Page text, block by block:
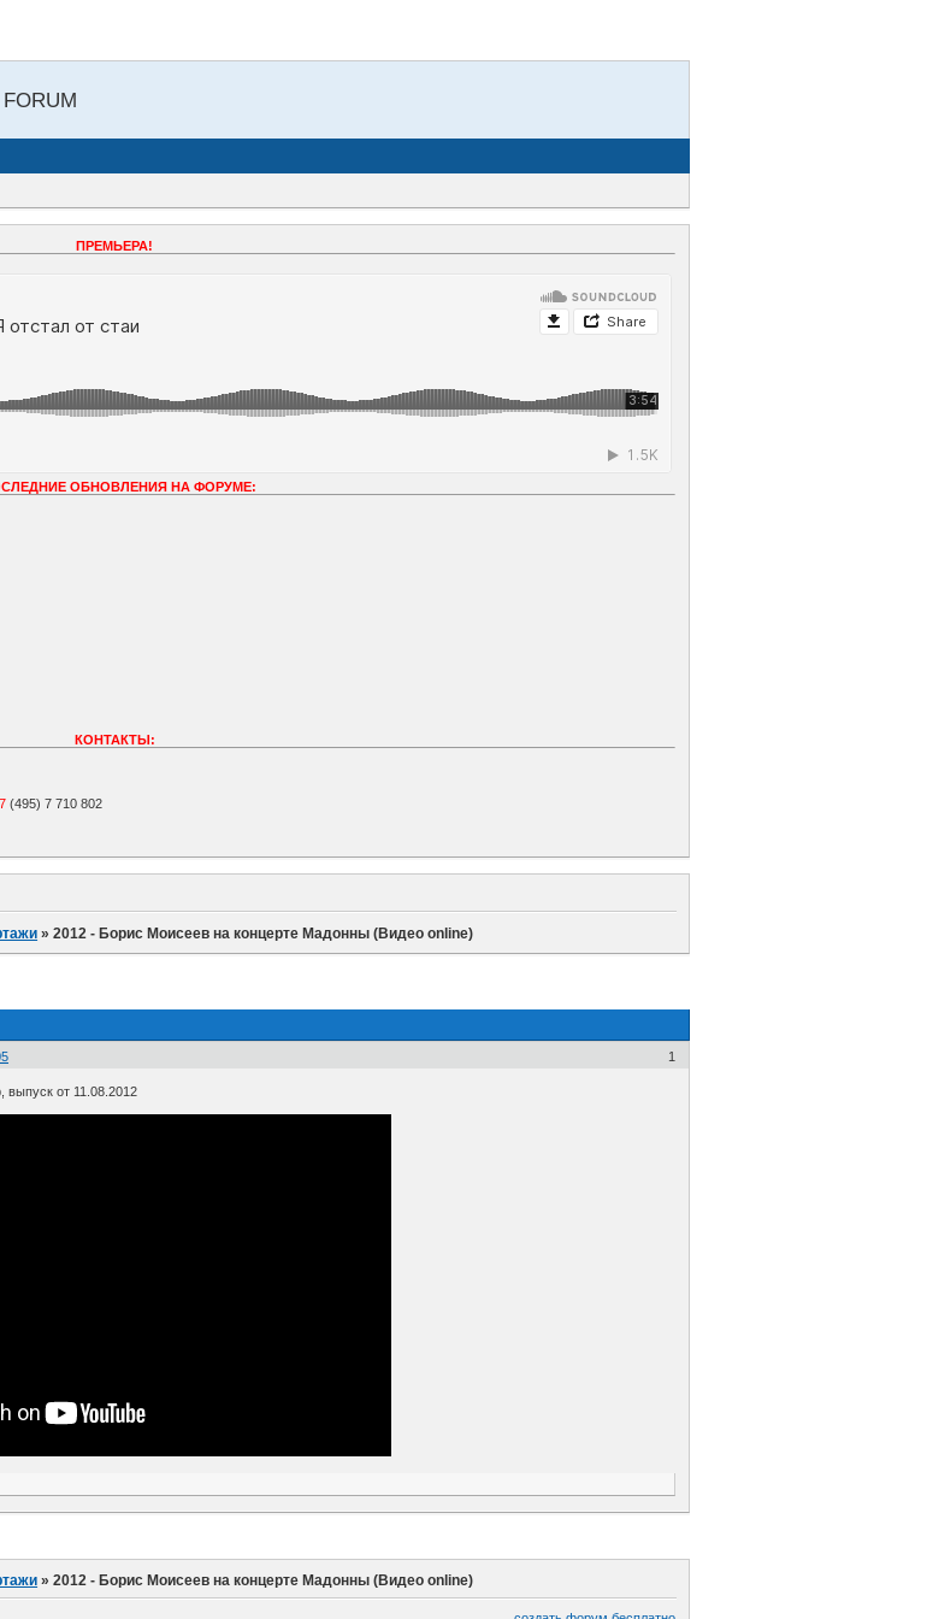
ПРЕМЬЕРА!
ОБНОВЛЕНИЯ НА ФОРУМЕ:
КОНТАКТЫ:
(495) 7 710 802
»2012 - Борис Моисеев на концерте Мадонны (Видео online)
1
от 11.08.2012
»2012 - Борис Моисеев на концерте Мадонны (Видео online)